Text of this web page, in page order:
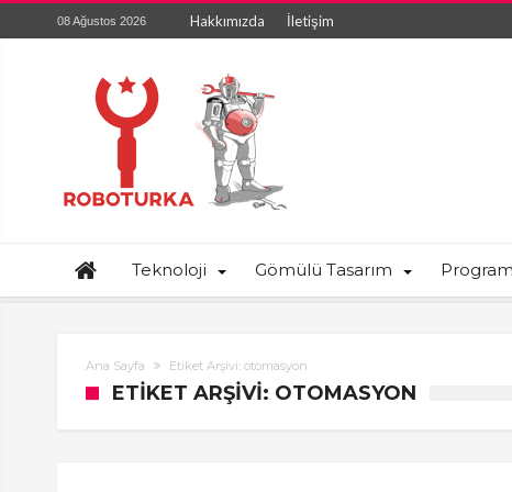
08 Ağustos 2026 Hakkımızda İletişim
Teknoloji Gömülü Tasarım
Ana Sayfa Etiket Arşivi: otomasyon
ETIKET ARŞIVI: OTOMASYON